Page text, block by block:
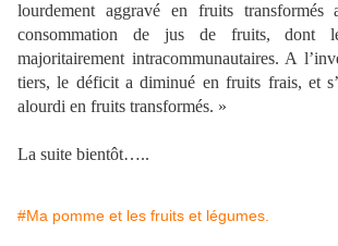
lourdement aggravé en fruits transformés
consommation de jus de fruits, dont
majoritairement intracommunautaires. A
tiers, le déficit a diminué en fruits frais, et
alourdi en fruits transformés. »
La suite bientôt…..
#Ma pomme et les fruits et légumes.